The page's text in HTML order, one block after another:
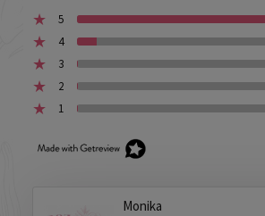
5
4
3
2
1
Monika